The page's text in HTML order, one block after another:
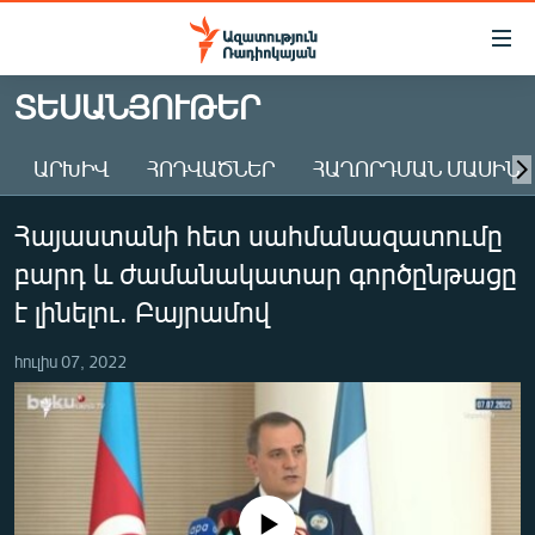
Մատչելիության
Անցնել
հիմնական
Անցնել
հիմնական
մենյուին
ԱԶԱՏՈՒԹՅՈՒՆ TV
ՀԱՅԱՍՏԱՆ
ԸՆՏՐՈՒԹՅՈՒՆՆԵՐ 2026
ԻՐԱՎՈՒՆՔ
ՏՆՏԵՍՈՒԹՅՈՒՆ
ՂԱՐԱԲԱՂ
ՊԱՏԵՐԱԶՄԻ 6 ՇԱԲԱԹՆԵՐԸ
ՏԱՐԱԾԱՇՐՋԱՆ
ՏԵՍԱՆՅՈՒԹԵՐ
ԱՐԽԻՎ ՀՈԴՎԱԾՆԵՐ ՀԱՂՈՐԴՄԱՆ ՄԱՍԻՆ
Հայաստանի հետ սահմանազատումը
բարդ և ժամանակատար գործընթացը
է լինելու. Բայրամով
հուլիս 07, 2022
No media source currently available